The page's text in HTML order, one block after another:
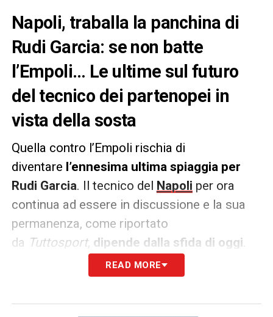
Napoli, traballa la panchina di
Rudi Garcia: se non batte
l’Empoli… Le ultime sul futuro
del tecnico dei partenopei in
vista della sosta
Quella contro l’Empoli rischia di
diventare l’ennesima ultima spiaggia per
Rudi Garcia. Il tecnico del Napoli per ora
continua ad essere in discussione e la sua
permanenza, come riportato
da Tuttosport, dipende dalla sfida di oggi
vittoria convincente, il tecnico
READ MORE